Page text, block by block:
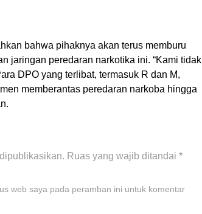
bahwa pihaknya akan terus memburu
jaringan peredaran narkotika ini. “Kami tidak
DPO yang terlibat, termasuk R dan M,
memberantas peredaran narkoba hingga
Ruas yang wajib ditandai *
web saya pada peramban ini untuk komentar